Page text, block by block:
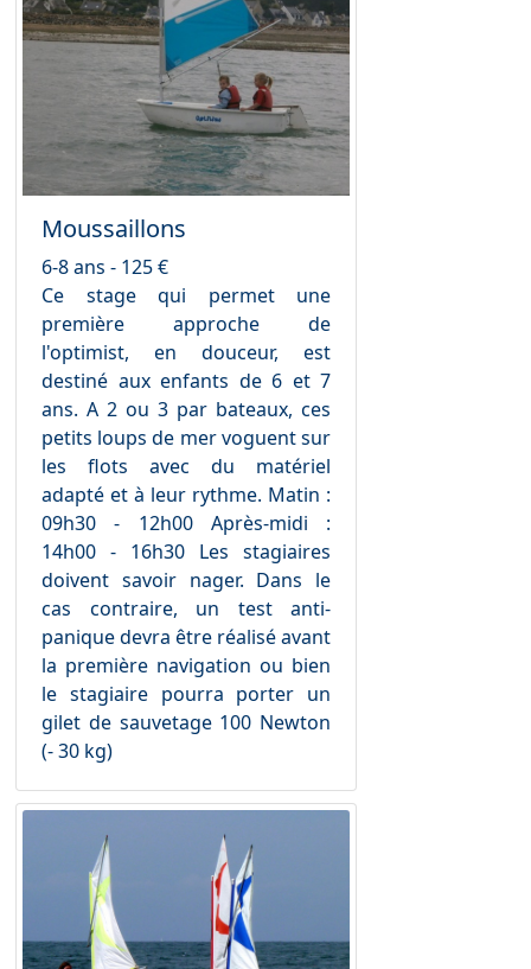
Moussaillons
6-8 ans - 125 €
Ce stage qui permet une
première approche de
l'optimist, en douceur, est
destiné aux enfants de 6 et 7
ans. A 2 ou 3 par bateaux, ces
petits loups de mer voguent sur
les flots avec du matériel
adapté et à leur rythme. Matin :
09h30 - 12h00 Après-midi :
14h00 - 16h30 Les stagiaires
doivent savoir nager. Dans le
cas contraire, un test anti-
panique devra être réalisé avant
la première navigation ou bien
le stagiaire pourra porter un
gilet de sauvetage 100 Newton
(- 30 kg)